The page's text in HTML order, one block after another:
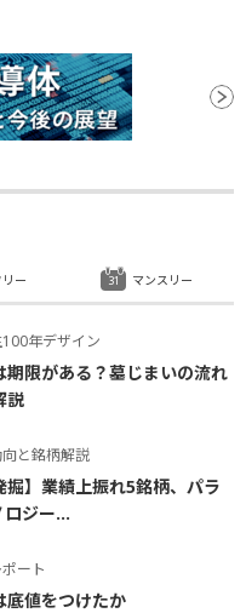
年デザイン
期限がある？墓じまいの流れ
説
と銘柄解説
掘】業績上振れ5銘柄、パラ
ロジー...
ート
底値をつけたか
ー マンスリー